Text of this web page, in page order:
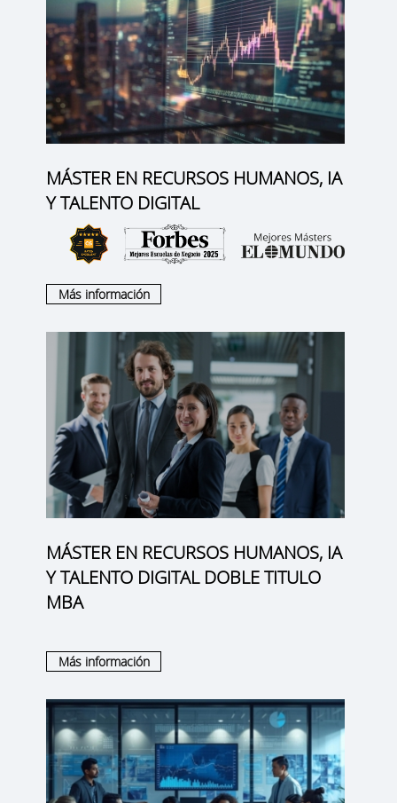
MÁSTER EN RECURSOS HUMANOS, IA
Y TALENTO DIGITAL
Más información
MÁSTER EN RECURSOS HUMANOS, IA
Y TALENTO DIGITAL DOBLE TITULO
MBA
Más información